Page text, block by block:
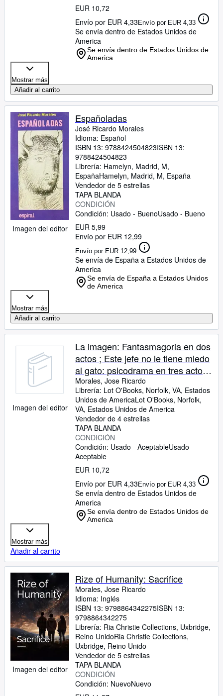
EUR 10,72
Envío por EUR 4,33Envío por EUR 4,33
Se envía dentro de Estados Unidos de
America
Se envía dentro de Estados Unidos de
America
Mostrar más
Añadir al carrito
Imagen del editor
Españoladas
José Ricardo Morales
Idioma: Español
ISBN 13: 9788424504823ISBN 13:
9788424504823
Librería: Hamelyn, Madrid, M,
EspañaHamelyn, Madrid, M, España
Vendedor de 5 estrellas
TAPA BLANDA
CONDICIÓN
Condición: Usado - BuenoUsado - Bueno
EUR 5,99
Envío por EUR 12,99
Envío por EUR 12,99
Se envía de España a Estados Unidos de
America
Se envía de España a Estados Unidos
de America
Mostrar más
Añadir al carrito
Imagen del editor
La imagen: Fantasmagoria en dos
actos ; Este jefe no le tiene miedo
al gato: psicodrama en tres actos ;
Nuestro norte es el sur : farsa
quasi una . Avispa. Coleccion
Teatro) (Spanish Edition)
Morales, Jose Ricardo
Librería: Lot O'Books, Norfolk, VA, Estados
Unidos de AmericaLot O'Books, Norfolk,
VA, Estados Unidos de America
Vendedor de 4 estrellas
TAPA BLANDA
CONDICIÓN
Condición: Usado - AceptableUsado -
Aceptable
EUR 10,72
Envío por EUR 4,33Envío por EUR 4,33
Se envía dentro de Estados Unidos de
America
Se envía dentro de Estados Unidos de
America
Mostrar más
Añadir al carrito
Imagen del editor
Rize of Humanity: Sacrifice
Morales, Jose Ricardo
Idioma: Inglés
ISBN 13: 9798864342275ISBN 13:
9798864342275
Librería: Ria Christie Collections, Uxbridge,
Reino UnidoRia Christie Collections,
Uxbridge, Reino Unido
Vendedor de 5 estrellas
TAPA BLANDA
CONDICIÓN
Condición: NuevoNuevo